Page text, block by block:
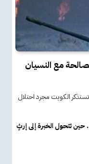
مع النسيان
الكويت مجرد احتلال
حين تتحول الخبرة إلى إرثٍ